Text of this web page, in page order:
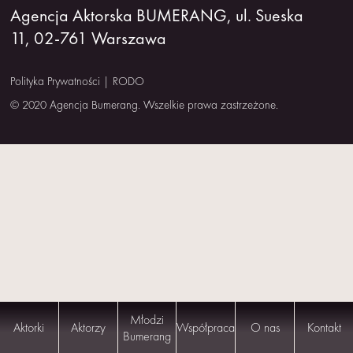
NAS
Aktorki Aktorzy
Młodzi
Bumerang Współpraca O nas Kontakt
Agencja Aktorska BUMERANG, ul. Sueska
11, 02-761 Warszawa
Polityka Prywatności | RODO
© 2020 Agencja Bumerang. Wszelkie prawa zastrzeżone.